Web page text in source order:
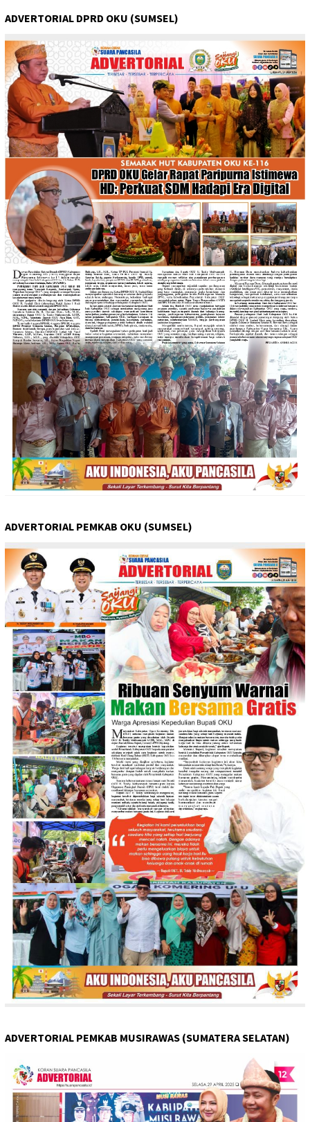
ADVERTORIAL DPRD OKU (SUMSEL)
ADVERTORIAL PEMKAB OKU (SUMSEL)
ADVERTORIAL PEMKAB MUSIRAWAS (SUMATERA SELATAN)